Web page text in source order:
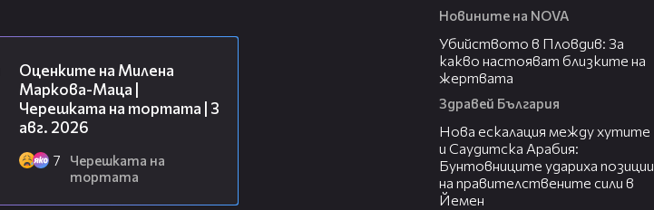
Оценките на Милена
Маркова-Маца |
Черешката на тортата | 3
авг. 2026
7
Черешката на
тортата
Новините на NOVA
Убийството в Пловдив: За
какво настояват близките на
жертвата
Здравей България
Нова ескалация между хутите
и Саудитска Арабия:
Бунтовниците удариха позиции
на правителствените сили в
Йемен